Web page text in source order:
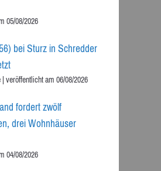
05/08/2026
bei Sturz in Schredder
|veröffentlicht am 06/08/2026
fordert zwölf
drei Wohnhäuser
04/08/2026